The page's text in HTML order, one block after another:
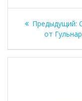
записям
Предыдущий:
от Гульнар